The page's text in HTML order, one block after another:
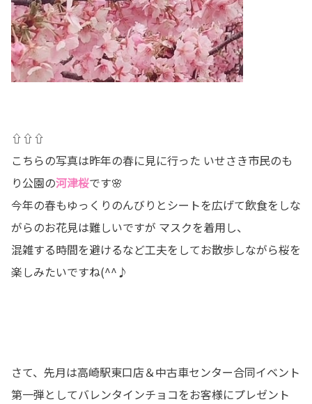
⇧⇧⇧
こちらの写真は昨年の春に見に行った いせさき市民のも
り公園の河津桜です🌸
今年の春もゆっくりのんびりとシートを広げて飲食をしな
がらのお花見は難しいですが マスクを着用し、
混雑する時間を避けるなど工夫をしてお散歩しながら桜を
楽しみたいですね(^^♪
さて、先月は高崎駅東口店＆中古車センター合同イベント
第一弾としてバレンタインチョコをお客様にプレゼント